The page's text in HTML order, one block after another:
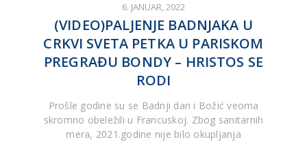
6. JANUAR, 2022
(VIDEO)PALJENJE BADNJAKA U
CRKVI SVETA PETKA U PARISKOM
PREGRAĐU BONDY – HRISTOS SE
RODI
Prošle godine su se Badnji dan i Božić veoma
skromno obeležili u Francuskoj. Zbog sanitarnih
mera, 2021.godine nije bilo okupljanja